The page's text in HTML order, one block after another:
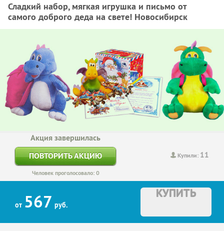
Сладкий набор, мягкая игрушка и письмо от
самого доброго деда на свете! Новосибирск
Купили: 11
Акция завершилась
ПОВТОРИТЬ АКЦИЮ
Человек проголосовало: 0
от 567 руб.
КУПИТЬ